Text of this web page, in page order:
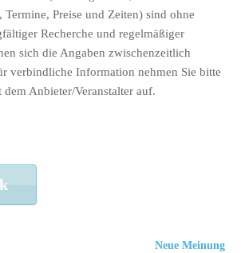
Termine, Preise und Zeiten) sind ohne
Recherche und regelmäßiger
sich die Angaben zwischenzeitlich
verbindliche Information nehmen Sie bitte
Anbieter/Veranstalter auf.
Neue Meinung